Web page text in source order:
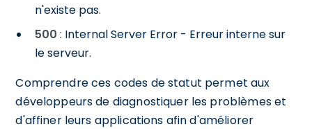
n'existe pas.
500 : Internal Server Error - Erreur interne sur
le serveur.
Comprendre ces codes de statut permet aux
développeurs de diagnostiquer les problèmes et
d'affiner leurs applications afin d'améliorer